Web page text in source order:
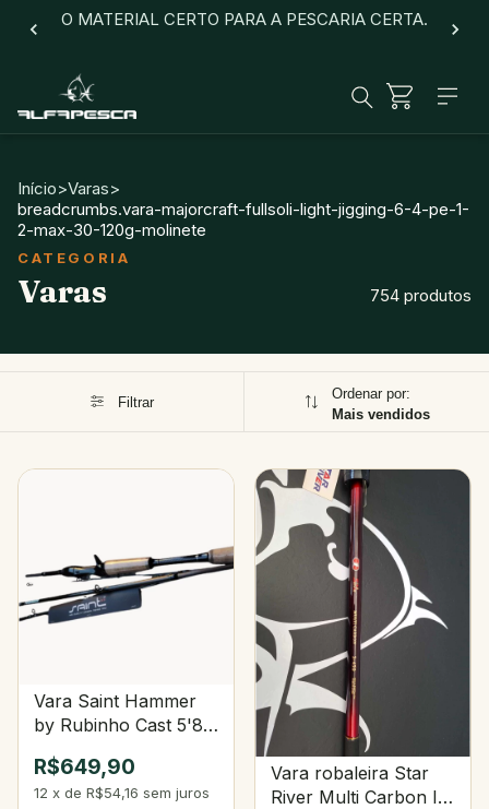
O MATERIAL CERTO PARA A PESCARIA CERTA.
Início>Varas>
breadcrumbs.vara-majorcraft-fullsoli-light-jigging-6-4-pe-1-
2-max-30-120g-molinete
Varas 754 produtos
Filtrar
Ordenar por:
Mais vendidos
Vara Saint Hammer
by Rubinho Cast 5'8"
Partes
R$649,90
12 x de R$54,16 sem juros
Vara robaleira Star
River Multi Carbon II